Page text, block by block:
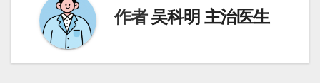
作者吴科明 主治医生